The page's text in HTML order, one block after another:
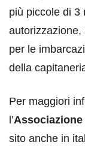
più piccole di 3
autorizzazione,
per le
della
Per maggiori
l’
sito anche in